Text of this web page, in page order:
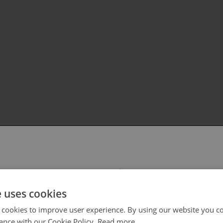
your region/language
cookies
to improve user experience. By using our website you